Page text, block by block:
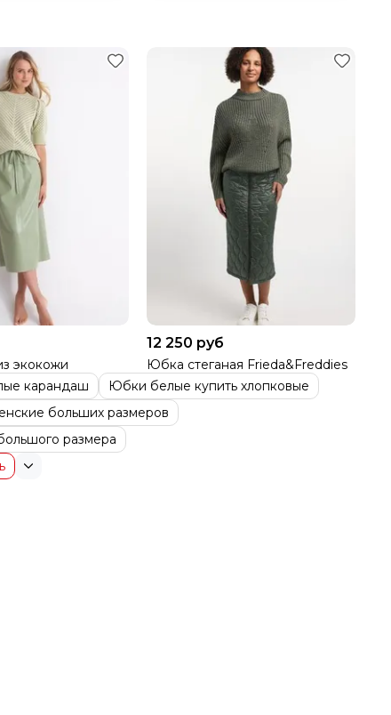
экокожи
12 250 руб
Юбка стеганая Frieda&Freddies
карандаш
Юбки белые купить хлопковые
больших размеров
размера